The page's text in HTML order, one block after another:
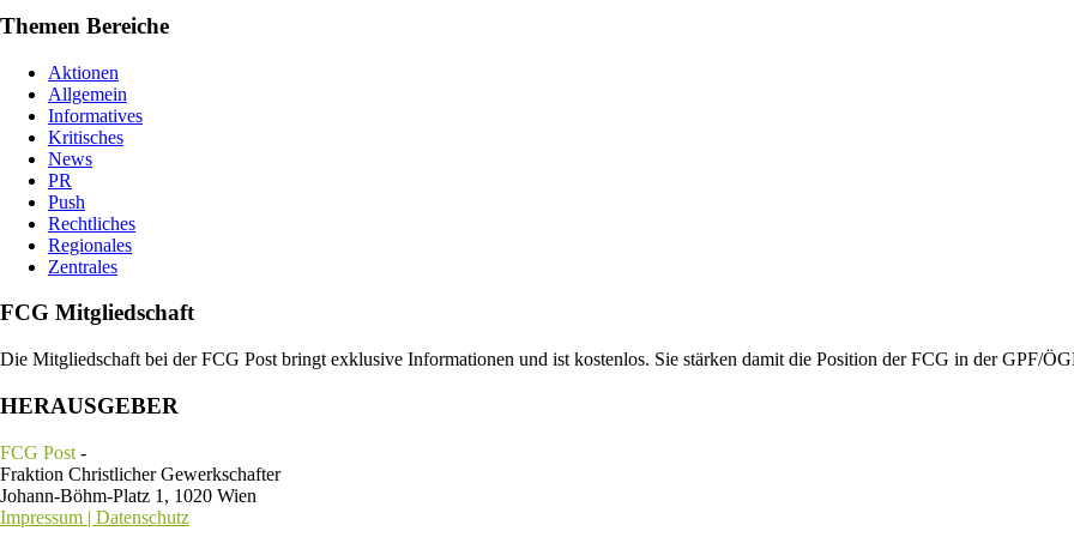
Themen Bereiche
Aktionen
Allgemein
Informatives
Kritisches
News
PR
Push
Rechtliches
Regionales
Zentrales
FCG Mitgliedschaft
Die Mitgliedschaft bei der FCG Post bringt exklusive Informationen und ist kostenlos. Sie stärken damit die Position der FCG in der GPF/
HERAUSGEBER
FCG Post -
Fraktion Christlicher Gewerkschafter
Johann-Böhm-Platz 1, 1020 Wien
Impressum | Datenschutz